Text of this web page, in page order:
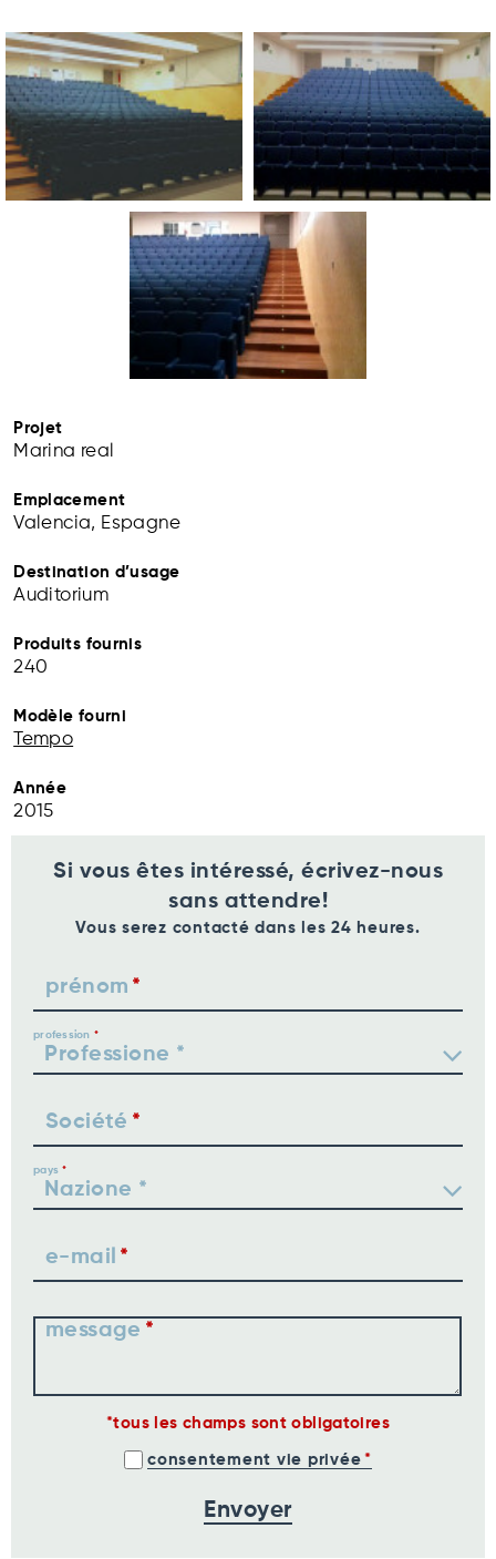
Projet
Marina real
Emplacement
Valencia, Espagne
Destination d’usage
Auditorium
Produits fournis
240
Modèle fourni
Tempo
Année
2015
Si vous êtes intéressé, écrivez-nous
sans attendre!
Vous serez contacté dans les 24 heures.
prénom
profession
Société
pays
e-mail
message
tous les champs sont obligatoires
consentement vie privée